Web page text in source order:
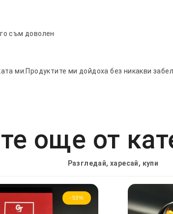
съм доволен
ми.Продуктите ми дойдоха без никакви
още от
Разгледай, харесай, купи
-53%